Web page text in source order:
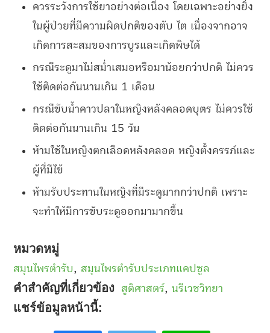
ควรระวังการใช้ยาอย่างต่อเนื่อง โดยเฉพาะอย่างยิ่ง
ในผู้ป่วยที่มีความผิดปกติของตับ ไต เนื่องจากอาจ
เกิดการสะสมของการบูรและเกิดพิษได้
กรณีระดูมาไม่สม่ำเสมอหรือมาน้อยกว่าปกติ ไม่ควร
ใช้ติดต่อกันนานเกิน 1 เดือน
กรณีขับน้ำคาวปลาในหญิงหลังคลอดบุตร ไม่ควรใช้
ติดต่อกันนานเกิน 15 วัน
ห้ามใช้ในหญิงตกเลือดหลังคลอด หญิงตั้งครรภ์และ
ผู้ที่มีไข้
ห้ามรับประทานในหญิงที่มีระดูมากกว่าปกติ เพราะ
จะทำให้มีการขับระดูออกมามากขึ้น
หมวดหมู่
สมุนไพรตำรับ, สมุนไพรตำรับประเภทแคปซูล
คำสำคัญที่เกี่ยวข้อง สูติศาสตร์,นรีเวชวิทยา
แชร์ข้อมูลหน้านี้: